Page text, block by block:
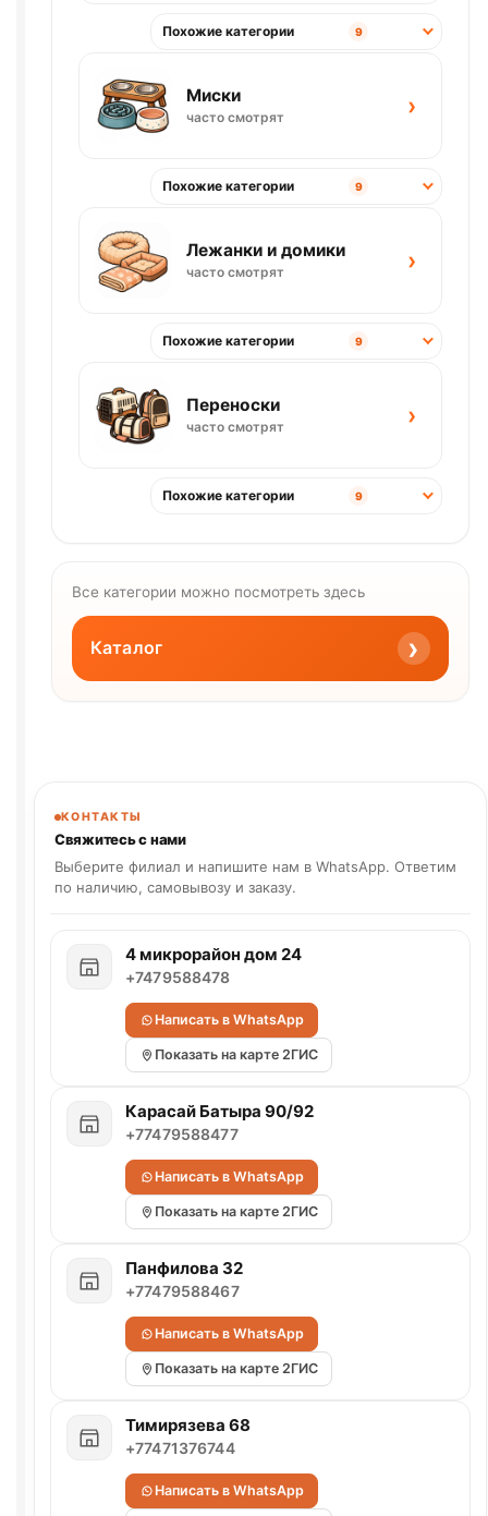
Похожие категории 9
Миски
часто смотрят ›
Похожие категории 9
Лежанки и домики
часто смотрят ›
Похожие категории 9
Переноски
часто смотрят ›
Похожие категории 9
Все категории можно посмотреть здесь
Каталог ›
КОНТАКТЫ
Свяжитесь с нами
Выберите филиал и напишите нам в WhatsApp. Ответим
по наличию, самовывозу и заказу.
4 микрорайон дом 24
+7479588478
Написать в WhatsApp
Показать на карте 2ГИС
Карасай Батыра 90/92
+77479588477
Написать в WhatsApp
Показать на карте 2ГИС
Панфилова 32
+77479588467
Написать в WhatsApp
Показать на карте 2ГИС
Тимирязева 68
+77471376744
Написать в WhatsApp